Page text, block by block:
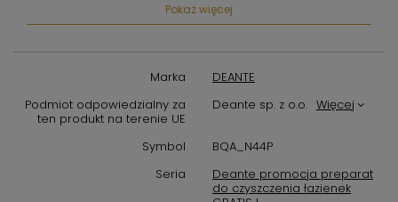
możliwości aranżacji
Ta perfekcyjna forma dostępna jest w wielu wykończeniach:
klasycznym chromie, majestatycznym złocie błyszczącym i
szczotkowanym, szlachetnej czerni oraz intrygującej głębokiej
szarości - titanium.
Mechaniczny ceramiczny przełącznik
Pokaż więcej
Marka
DEANTE
Podmiot odpowiedzialny za
ten produkt na terenie UE
Deante sp. z o.o. Więcej
Symbol
BQA_N44P
Seria
Deante promocja preparat
do czyszczenia łazienek